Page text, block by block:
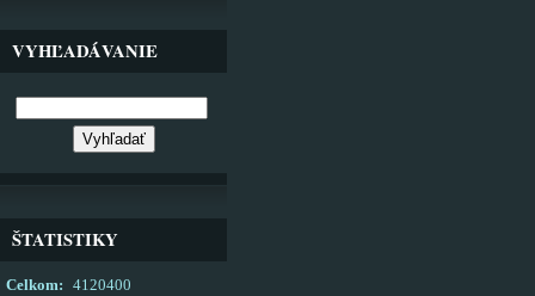
VYHĽADÁVANIE
ŠTATISTIKY
Celkom:
4120400